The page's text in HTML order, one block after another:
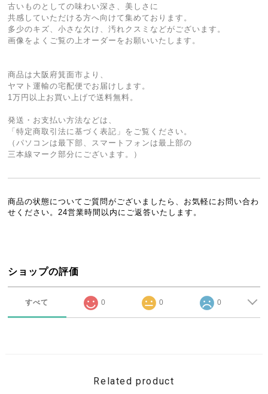
古いものとしての味わい深さ、美しさに
共感していただける方へ向けて集めております。
多少のキズ、小さな欠け、汚れクスミなどがございます。
画像をよくご覧の上オーダーをお願いいたします。
商品は大阪府箕面市より、
ヤマト運輸の宅配便でお届けします。
1万円以上お買い上げで送料無料。
発送・お支払い方法などは、
「特定商取引法に基づく表記」をご覧ください。
（パソコンは最下部、スマートフォンは最上部の
三本線マーク部分にございます。）
商品の状態についてご質問がございましたら、お気軽にお問い合わ
せください。24営業時間以内にご返答いたします。
ショップの評価
すべて 0 0 0
Related product